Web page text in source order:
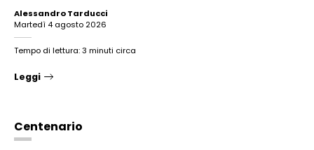
Alessandro Tarducci
martedì 4 agosto 2026
Tempo di lettura: 3 minuti circa
Leggi
Centenario